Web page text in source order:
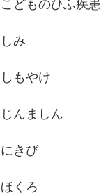
こどものひふ疾患
しみ
しもやけ
じんましん
にきび
ほくろ